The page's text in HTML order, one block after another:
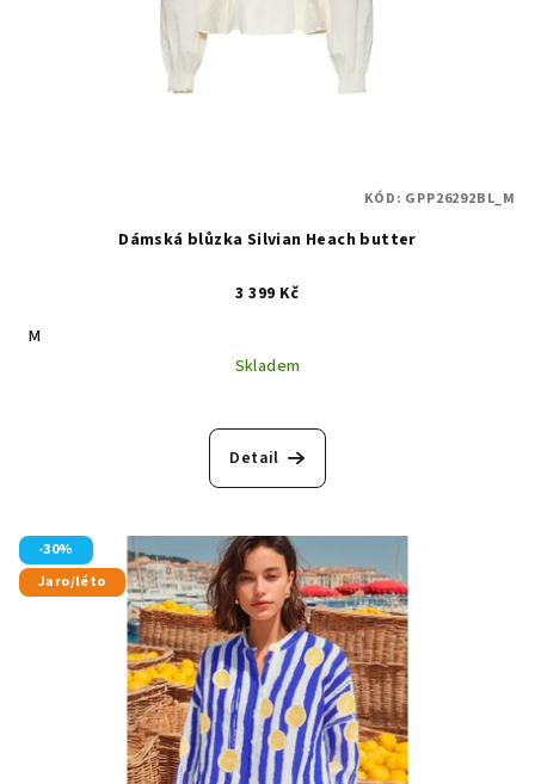
Dámská blůzka Silvian Heach butter
3 399 Kč
M
Skladem
Detail
KÓD: GPP26292BL_M
-30%
Jaro/léto